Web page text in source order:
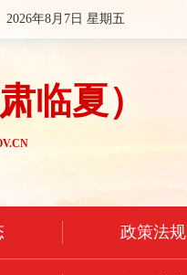
2026年8月7日 星期五
临夏）
政策法规